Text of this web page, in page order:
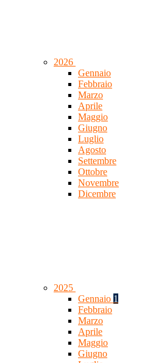
2026
Gennaio
Febbraio
Marzo
Aprile
Maggio
Giugno
Luglio
Agosto
Settembre
Ottobre
Novembre
Dicembre
2025
Gennaio 1
Febbraio
Marzo
Aprile
Maggio
Giugno